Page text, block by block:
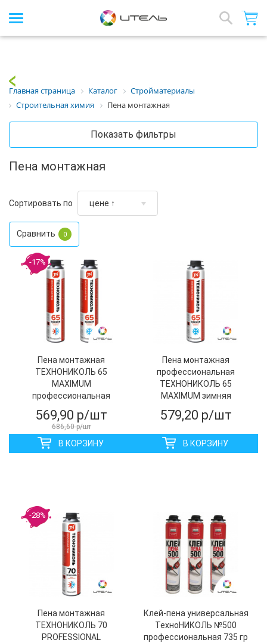
Array
Главная страница Каталог
Стройматериалы
Строительная химия
Пена монтажная
Показать фильтры
Пена монтажная
Сортировать по
Сравнить 0
-17%
Пена монтажная
ТЕХНОНИКОЛЬ 65
MAXIMUM
профессиональная
569,90 р/шт
686,60р/шт
В КОРЗИНУ
Пена монтажная
профессиональная
ТЕХНОНИКОЛЬ 65
MAXIMUM зимняя
579,20 р/шт
В КОРЗИНУ
-28%
Пена монтажная
ТЕХНОНИКОЛЬ 70
PROFESSIONAL
Клей-пена универсальная
ТехноНИКОЛЬ №500
профессиональная 735 гр